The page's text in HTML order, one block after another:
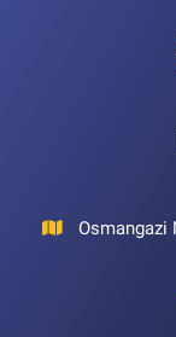
Osmangazi